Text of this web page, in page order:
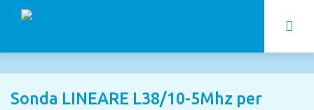
Sonda LINEARE L38/10-5Mhz per